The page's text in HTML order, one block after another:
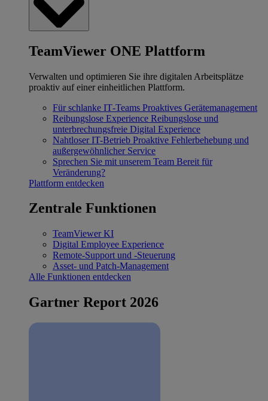
TeamViewer ONE Plattform
Verwalten und optimieren Sie ihre digitalen Arbeitsplätze
proaktiv auf einer einheitlichen Plattform.
Für schlanke IT‐Teams Proaktives Gerätemanagement
Reibungslose Experience Reibungslose und
unterbrechungsfreie Digital Experience
Nahtloser IT-Betrieb Proaktive Fehlerbehebung und
außergewöhnlicher Service
Sprechen Sie mit unserem Team Bereit für
Veränderung?
Plattform entdecken
Zentrale Funktionen
TeamViewer KI
Digital Employee Experience
Remote-Support und -Steuerung
Asset- und Patch-Management
Alle Funktionen entdecken
Gartner Report 2026